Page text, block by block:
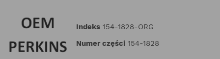
Indeks 154-1828-ORG
Numer części 154-1828